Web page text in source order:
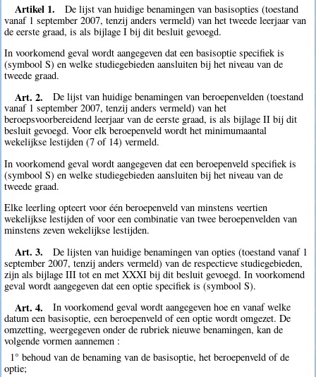
Artikel 1.
De lijst van huidige benamingen van basisopties (toestand
vanaf 1 september 2007, tenzij anders vermeld) van het tweede leerjaar van
de eerste graad, is als bijlage I bij dit besluit gevoegd.
In voorkomend geval wordt aangegeven dat een basisoptie specifiek is
(symbool S) en welke studiegebieden aansluiten bij het niveau van de
tweede graad.
Art. 2.
De lijst van huidige benamingen van beroepenvelden (toestand
vanaf 1 september 2007, tenzij anders vermeld) van het
beroepsvoorbereidend leerjaar van de eerste graad, is als bijlage II bij dit
besluit gevoegd. Voor elk beroepenveld wordt het minimumaantal
wekelijkse lestijden (7 of 14) vermeld.
In voorkomend geval wordt aangegeven dat een beroepenveld specifiek is
(symbool S) en welke studiegebieden aansluiten bij het niveau van de
tweede graad.
Elke leerling opteert voor één beroepenveld van minstens veertien
wekelijkse lestijden of voor een combinatie van twee beroepenvelden van
minstens zeven wekelijkse lestijden.
Art. 3.
De lijsten van huidige benamingen van opties (toestand vanaf 1
september 2007, tenzij anders vermeld) van de respectieve studiegebieden,
zijn als bijlage III tot en met XXXI bij dit besluit gevoegd. In voorkomend
geval wordt aangegeven dat een optie specifiek is (symbool S).
Art. 4.
In voorkomend geval wordt aangegeven hoe en vanaf welke
datum een basisoptie, een beroepenveld of een optie wordt omgezet. De
omzetting, weergegeven onder de rubriek nieuwe benamingen, kan de
volgende vormen aannemen :
1° behoud van de benaming van de basisoptie, het beroepenveld of de
optie;